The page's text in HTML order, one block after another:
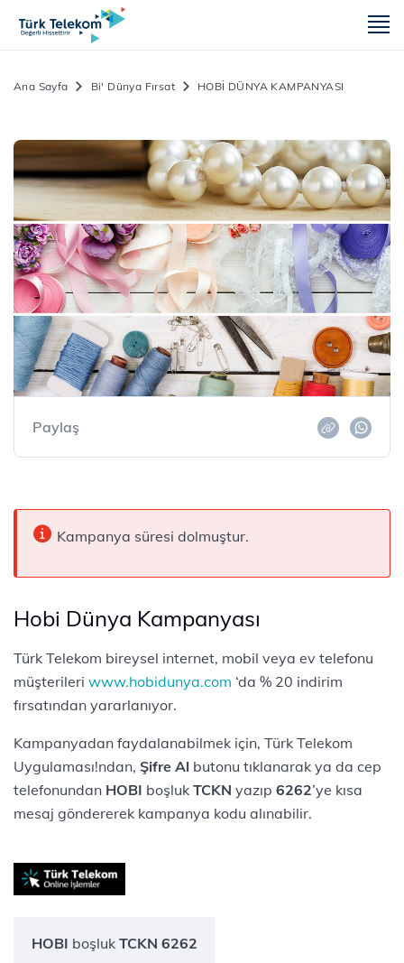
Ana Sayfa Bi' Dünya Fırsat HOBİ DÜNYA KAMPANYASI
Paylaş
Kampanya süresi dolmuştur.
Hobi Dünya Kampanyası
Türk Telekom bireysel internet, mobil veya ev telefonu
müşterileri www.hobidunya.com ‘da % 20 indirim
fırsatından yararlanıyor.
Kampanyadan faydalanabilmek için, Türk Telekom
Uygulaması!ndan, Şifre Al butonu tıklanarak ya da cep
telefonundan HOBI boşluk TCKN yazıp 6262’ye kısa
mesaj göndererek kampanya kodu alınabilir.
HOBI boşluk TCKN 6262